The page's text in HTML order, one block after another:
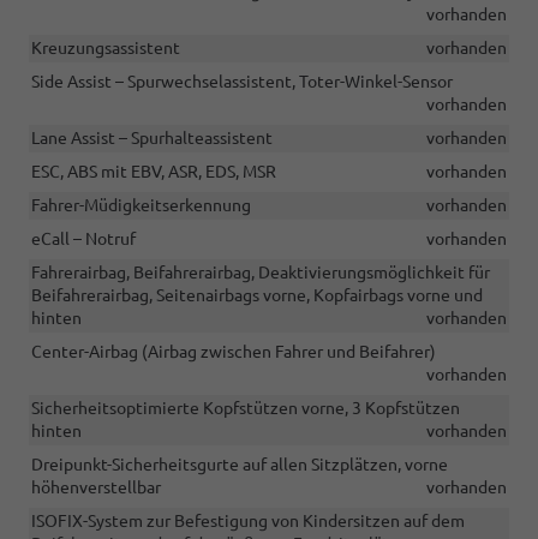
vorhanden
Kreuzungsassistent
vorhanden
Side Assist – Spurwechselassistent, Toter-Winkel-Sensor
vorhanden
Lane Assist – Spurhalteassistent
vorhanden
ESC, ABS mit EBV, ASR, EDS, MSR
vorhanden
Fahrer-Müdigkeitserkennung
vorhanden
eCall – Notruf
vorhanden
Fahrerairbag, Beifahrerairbag, Deaktivierungsmöglichkeit für
Beifahrerairbag, Seitenairbags vorne, Kopfairbags vorne und
hinten
vorhanden
Center-Airbag (Airbag zwischen Fahrer und Beifahrer)
vorhanden
Sicherheitsoptimierte Kopfstützen vorne, 3 Kopfstützen
hinten
vorhanden
Dreipunkt-Sicherheitsgurte auf allen Sitzplätzen, vorne
höhenverstellbar
vorhanden
ISOFIX-System zur Befestigung von Kindersitzen auf dem